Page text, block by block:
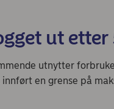
ut
utnytter
en grense på